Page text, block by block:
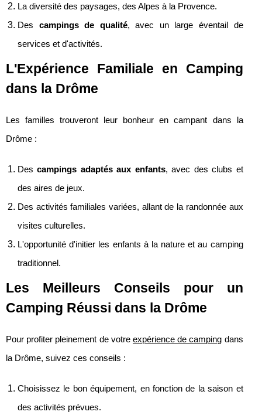
La diversité des paysages, des Alpes à la Provence.
Des campings de qualité, avec un large éventail de
services et d'activités.
L'Expérience Familiale en Camping
dans la Drôme
Les familles trouveront leur bonheur en campant dans la
Drôme :
Descampings adaptés aux enfants, avec des clubs et
des aires de jeux.
Des activités familiales variées, allant de la randonnée aux
visites culturelles.
L'opportunité d'initier les enfants à la nature et au camping
traditionnel.
Les Meilleurs Conseils pour un
Camping Réussi dans la Drôme
Pour profiter pleinement de votre expérience de camping dans
la Drôme, suivez ces conseils :
Choisissez le bon équipement, en fonction de la saison et
des activités prévues.